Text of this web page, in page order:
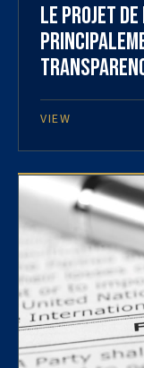
Le projet
VIEW